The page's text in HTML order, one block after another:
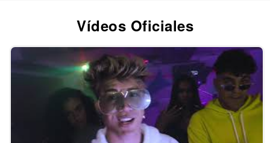
Vídeos Oficiales